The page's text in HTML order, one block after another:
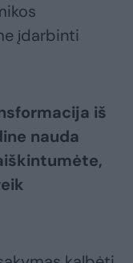
įdarbinti
iš
nauda